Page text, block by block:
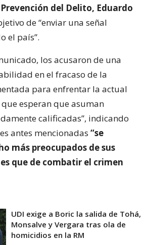
del Delito, Eduardo
de “enviar una señal
el país”.
los acusaron de una
en el fracaso de la
para enfrentar la actual
esperan que asuman
calificadas”, indicando
antes mencionadas “se
más preocupados de sus
que de combatir el crimen
UDI exige a Boric la salida de Tohá,
Monsalve y Vergara tras ola de
homicidios en la RM